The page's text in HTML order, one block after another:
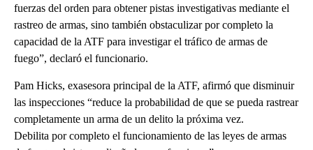
fuerzas del orden para obtener pistas investigativas mediante el
rastreo de armas, sino también obstaculizar por completo la
capacidad de la ATF para investigar el tráfico de armas de
fuego”, declaró el funcionario.
Pam Hicks, exasesora principal de la ATF, afirmó que disminuir
las inspecciones “reduce la probabilidad de que se pueda rastrear
completamente un arma de un delito la próxima vez.
Debilita por completo el funcionamiento de las leyes de armas